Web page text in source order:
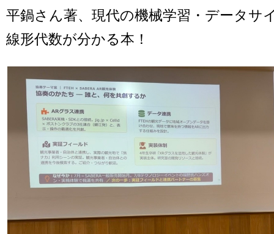
平鍋さん著、現代の機械学習・データサ
線形代数が分かる本！